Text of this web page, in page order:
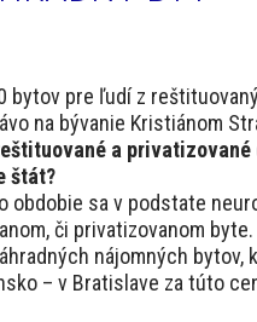
pre ľudí z
na bývanie Kristiánom
a
štát?
obdobie sa v podstate
či privatizovanom
nájomných
– v Bratislave za túto